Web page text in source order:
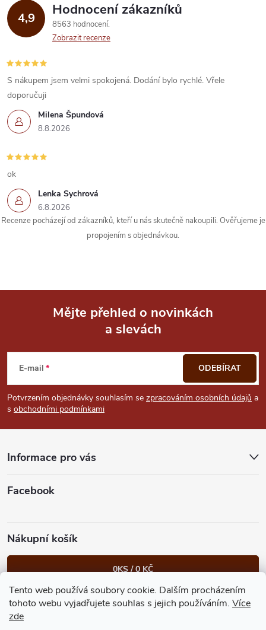
Tento web používá soubory cookie. Dalším procházením
tohoto webu vyjadřujete souhlas s jejich používáním. Více
zde
d
a
c
í
p
r
v
k
y
v
u
4,9 Hodnocení zákazníků
8563 hodnocení
Zobrazit recenze
Milena Špundová
8.8.2026
S nákupem jsem velmi spokojená. Dodání bylo rychlé. Vřele
doporučuji
Lenka Sychrová
6.8.2026
ok
Recenze pocházejí od zákazníků, kteří u nás skutečně nakoupili. Ověřujeme je
propojením s objednávkou.
p
a
Mějte přehled o novinkách
a slevách
E-mail
Potvrzením objednávky souhlasím se zpracováním osobních údajů a
s obchodními podmínkami
ODEBÍRAT
Informace pro vás
Facebook
Nákupní košík
0KS /0 KČ
Heureka.cz Facebook Instagram Bonvolo - přidej se taky